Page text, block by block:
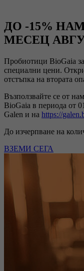
ДО -15%
МЕСЕЦ
Пробиотици BioGaia
специални цени.
отстъпка на втората
Възползвайте се от
BioGaia в периода от
Galen и на https://
До изчерпване на
ВЗЕМИ СЕГА